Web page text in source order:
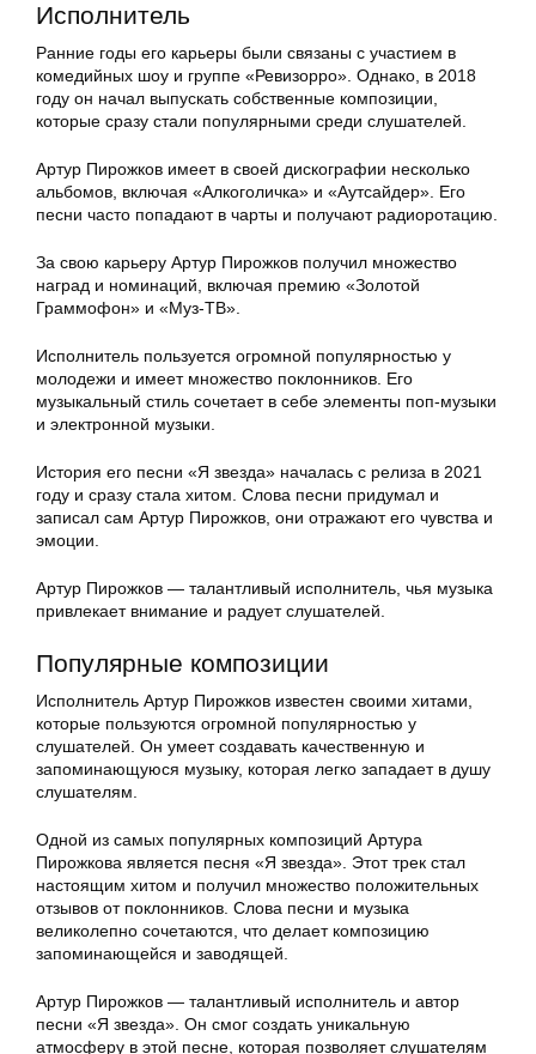
Исполнитель
Ранние годы его карьеры были связаны с участием в
комедийных шоу и группе «Ревизорро». Однако, в 2018
году он начал выпускать собственные композиции,
которые сразу стали популярными среди слушателей.
Артур Пирожков имеет в своей дискографии несколько
альбомов, включая «Алкоголичка» и «Аутсайдер». Его
песни часто попадают в чарты и получают радиоротацию.
За свою карьеру Артур Пирожков получил множество
наград и номинаций, включая премию «Золотой
Граммофон» и «Муз-ТВ».
Исполнитель пользуется огромной популярностью у
молодежи и имеет множество поклонников. Его
музыкальный стиль сочетает в себе элементы поп-музыки
и электронной музыки.
История его песни «Я звезда» началась с релиза в 2021
году и сразу стала хитом. Слова песни придумал и
записал сам Артур Пирожков, они отражают его чувства и
эмоции.
Артур Пирожков — талантливый исполнитель, чья музыка
привлекает внимание и радует слушателей.
Популярные композиции
Исполнитель Артур Пирожков известен своими хитами,
которые пользуются огромной популярностью у
слушателей. Он умеет создавать качественную и
запоминающуюся музыку, которая легко западает в душу
слушателям.
Одной из самых популярных композиций Артура
Пирожкова является песня «Я звезда». Этот трек стал
настоящим хитом и получил множество положительных
отзывов от поклонников. Слова песни и музыка
великолепно сочетаются, что делает композицию
запоминающейся и заводящей.
Артур Пирожков — талантливый исполнитель и автор
песни «Я звезда». Он смог создать уникальную
атмосферу в этой песне, которая позволяет слушателям